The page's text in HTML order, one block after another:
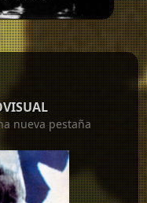
nueva pestaña